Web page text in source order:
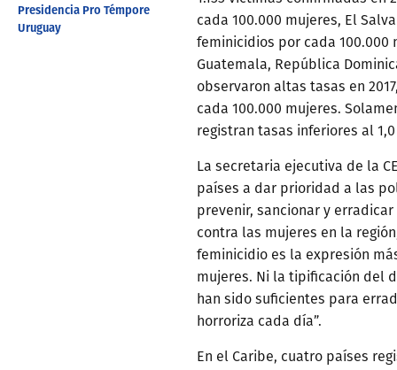
Presidencia Pro Témpore
Uruguay
cada 100.000 mujeres, El
feminicidios por cada 100.000
Guatemala, República
observaron altas tasas en
cada 100.000 mujeres.
registran tasas inferiores al
La secretaria ejecutiva de la
países a dar prioridad a las
prevenir, sancionar y
contra las mujeres en la
feminicidio es la expresión
mujeres. Ni la tipificación del
han sido suficientes para
horroriza cada día”.
En el Caribe, cuatro países